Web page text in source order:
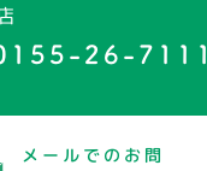
26-7111
メールでのお問